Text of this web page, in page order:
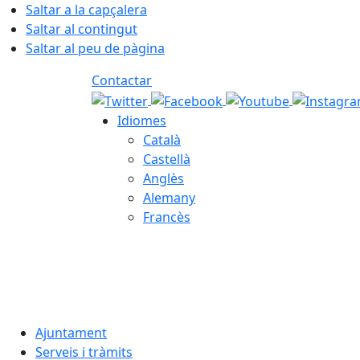
Saltar a la capçalera
Saltar al contingut
Saltar al peu de pàgina
Contactar
Idiomes
Català
Castellà
Anglès
Alemany
Francès
Ajuntament
Serveis i tràmits